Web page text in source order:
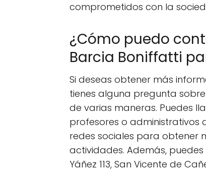
comprometidos con la
¿Cómo puedo
Barcia Boniffatti
Si deseas obtener más
tienes alguna pregunta
de varias maneras. Puedes
profesores o administrativos
redes sociales para obtener
actividades. Además,
Yáñez 113, San Vicente de